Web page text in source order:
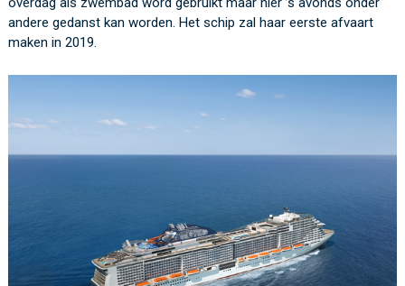
andere gedanst kan worden. Het schip zal haar eerste afvaart
maken in 2019.